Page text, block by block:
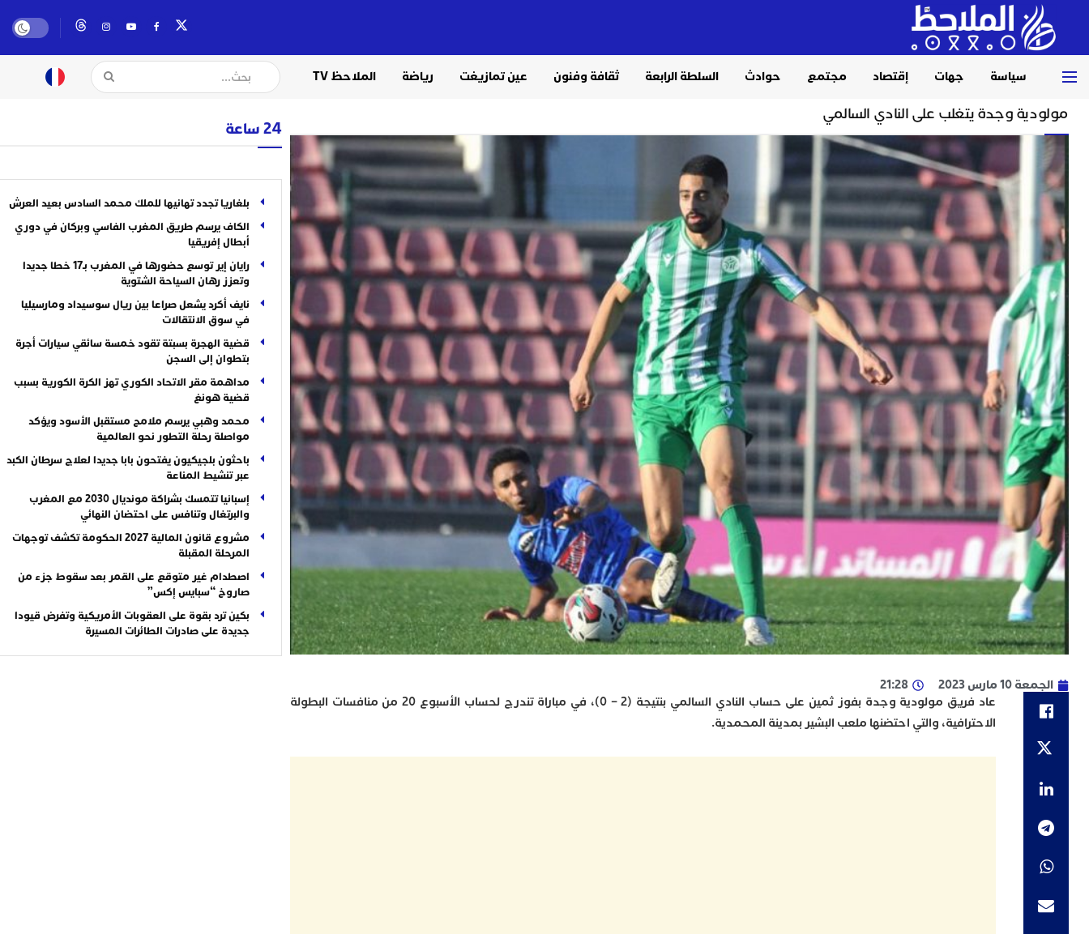
سياسة جهات إقتصاد مجتمع حوادث السلطة الرابعة ثقافة وفنون عين تمازيغت رياضة الملاحظ TV
مولودية وجدة يتغلب على النادي السالمي
الجمعة 10 مارس 2023
21:28
عاد فريق مولودية وجدة بفوز ثمين على حساب النادي السالمي بنتيجة (2 – 0)، في مباراة تندرج لحساب الأسبوع 20 من منافسات البطولة
الاحترافية، والتي احتضنها ملعب البشير بمدينة المحمدية.
24 ساعة
بلغاريا تجدد تهانيها للملك محمد السادس بعيد العرش
الكاف يرسم طريق المغرب الفاسي وبركان في دوري
أبطال إفريقيا
رايان إير توسع حضورها في المغرب بـ17 خطا جديدا
وتعزز رهان السياحة الشتوية
نايف أكرد يشعل صراعا بين ريال سوسيداد ومارسيليا
في سوق الانتقالات
قضية الهجرة بسبتة تقود خمسة سائقي سيارات أجرة
بتطوان إلى السجن
مداهمة مقر الاتحاد الكوري تهز الكرة الكورية بسبب
قضية هونغ
محمد وهبي يرسم ملامح مستقبل الأسود ويؤكد
مواصلة رحلة التطور نحو العالمية
باحثون بلجيكيون يفتحون بابا جديدا لعلاج سرطان الكبد
عبر تنشيط المناعة
إسبانيا تتمسك بشراكة مونديال 2030 مع المغرب
والبرتغال وتنافس على احتضان النهائي
مشروع قانون المالية 2027 الحكومة تكشف توجهات
المرحلة المقبلة
اصطدام غير متوقع على القمر بعد سقوط جزء من
صاروخ “سبايس إكس”
بكين ترد بقوة على العقوبات الأمريكية وتفرض قيودا
جديدة على صادرات الطائرات المسيرة